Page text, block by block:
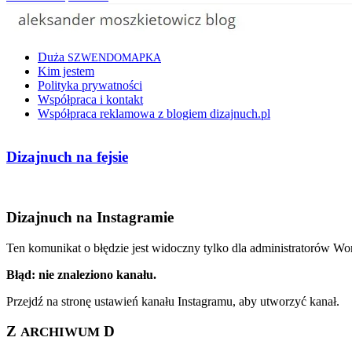
Duża SZWENDOMAPKA
Kim jestem
Polityka prywatności
Współpraca i kontakt
Współpraca reklamowa z blogiem dizajnuch.pl
Dizajnuch na fejsie
Dizajnuch na Instagramie
Ten komunikat o błędzie jest widoczny tylko dla administratorów
Błąd: nie znaleziono kanału.
Przejdź na stronę ustawień kanału Instagramu, aby utworzyć kanał.
Z ARCHIWUM D